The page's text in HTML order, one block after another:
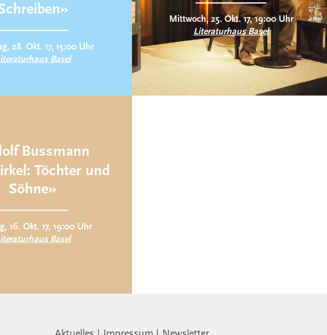
28. Okt. 17, 15:00 Uhr
Basel
Mittwoch, 25. Okt. 17, 19:00 Uhr
Literaturhaus Basel
Bussmann
Töchter und
Söhne»
16. Okt. 17, 19:00 Uhr
Basel